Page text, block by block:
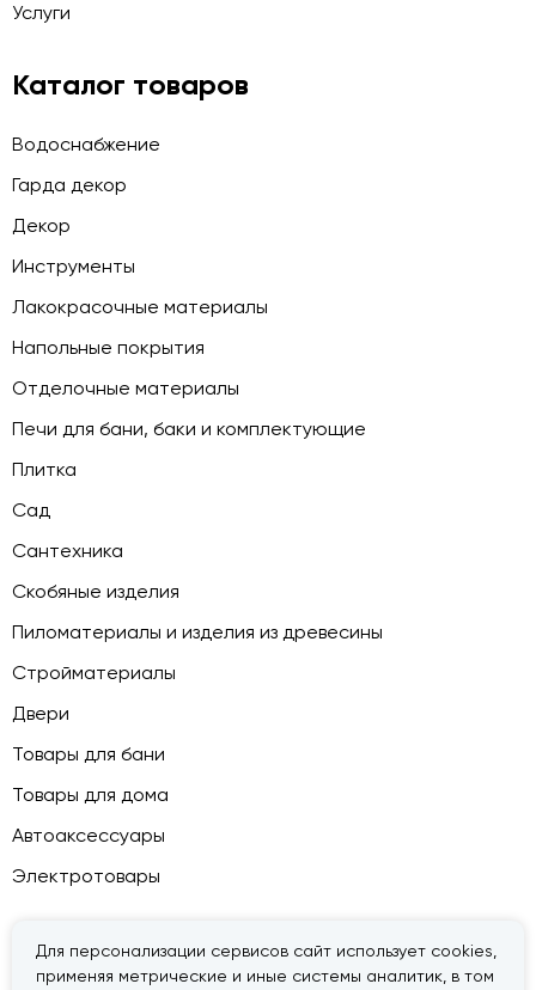
Для персонализации сервисов сайт использует cookies,
применяя метрические и иные системы аналитик, в том
Услуги
Каталог товаров
Водоснабжение
Гарда декор
Декор
Инструменты
Лакокрасочные материалы
Напольные покрытия
Отделочные материалы
Печи для бани, баки и комплектующие
Плитка
Сад
Сантехника
Скобяные изделия
Пиломатериалы и изделия из древесины
Стройматериалы
Двери
Товары для бани
Товары для дома
Автоаксессуары
Электротовары